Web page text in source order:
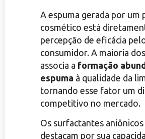
A espuma gerada por um
cosmético está
percepção de eficácia
consumidor. A maioria
associa a formação
espuma à qualidade da
tornando esse fator um
competitivo no mercado.
Os surfactantes aniônicos
destacam por sua